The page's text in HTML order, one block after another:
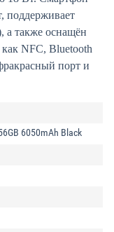
поддерживает
а также оснащён
NFC, Bluetooth
порт и
6050mAh Black